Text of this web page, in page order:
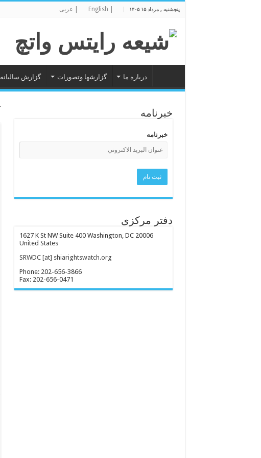
پنجشنبه , مرداد ۱۵ ۱۴۰۵ | عربی
درباره ما گزارشها وتصورات گزارش سالیانه
خبرنامه
خبرنامه
دفتر مرکزی
1627 K St NW Suite 400 Washington, DC 20006
United States
SRWDC [at] shiarightswatch.org
Phone: 202-656-3866
Fax: 202-656-0471